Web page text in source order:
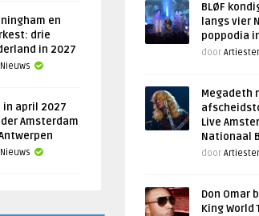
en
drie
in 2027
in april 2027
Amsterdam
BLØF
langs vier
poppodia
door
Megadeth
Live
Nationaal
door
Don Omar
King World